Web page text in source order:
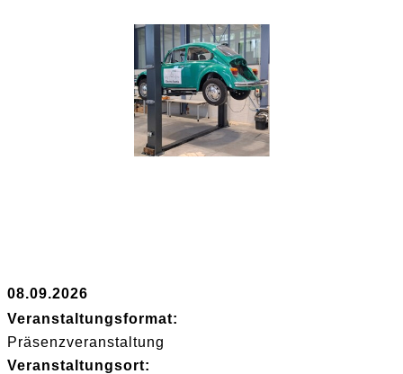
08.09.2026
Veranstaltungsformat:
Präsenzveranstaltung
Veranstaltungsort: